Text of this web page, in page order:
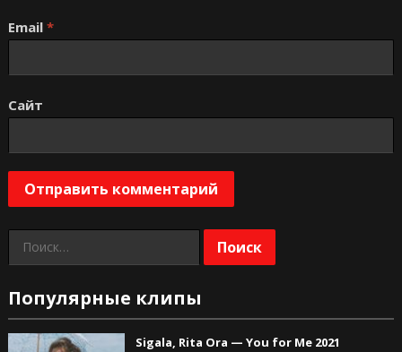
Email *
Сайт
Найти:
Популярные клипы
Sigala, Rita Ora — You for Me 2021